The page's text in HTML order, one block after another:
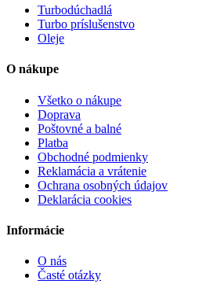
Turbodúchadlá
Turbo príslušenstvo
Oleje
O nákupe
Všetko o nákupe
Doprava
Poštovné a balné
Platba
Obchodné podmienky
Reklamácia a vrátenie
Ochrana osobných údajov
Deklarácia cookies
Informácie
O nás
Časté otázky